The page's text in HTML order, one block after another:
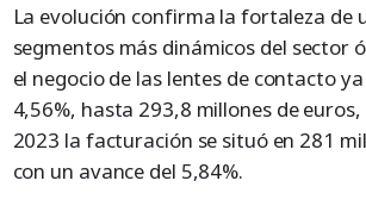
La evolución confirma la fortaleza de
segmentos más dinámicos del sector
el negocio de las lentes de contacto
4,56%, hasta 293,8 millones de
2023 la facturación se situó en 281
con un avance del 5,84%.